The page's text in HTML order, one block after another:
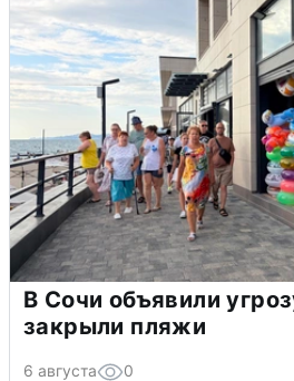
В Сочи объявили
закрыли пляжи
6 августа 0